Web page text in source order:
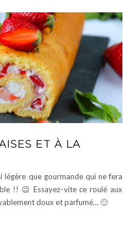
ET À LA
légère que gourmande qui ne fera
!! 😉 Essayez-vite ce roulé aux
doux et parfumé… 🙂